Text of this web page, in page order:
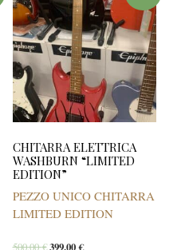
CHITARRA ELETTRICA
WASHBURN “LIMITED
EDITION”
PEZZO UNICO CHITARRA
LIMITED EDITION